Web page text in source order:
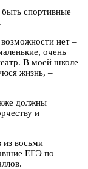
спортивные
нет –
очень
В моей школе
жизнь, –
должны
и
из восьми
ЕГЭ по